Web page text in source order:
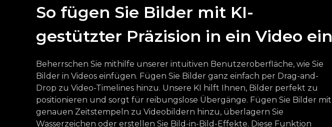
So fügen Sie Bilder mit KI-
gestützter Präzision in ein Video ein
Beherrschen Sie mithilfe unserer intuitiven Benutzeroberfläche, wie Sie
Bilder in Videos einfügen. Fügen Sie Bilder ganz einfach per Drag-and-
Drop zu Video-Timelines hinzu. Unsere KI hilft Ihnen, Bilder perfekt zu
positionieren und sorgt für reibungslose Übergänge. Fügen Sie Bilder mit
genauen Zeitstempeln zu Videobildern hinzu, überlagern Sie
Wasserzeichen oder erstellen Sie Bild-in-Bild-Effekte. Diese Funktion